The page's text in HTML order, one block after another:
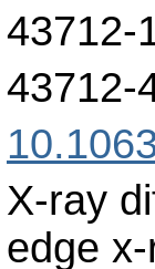
43712-
43712-
X-ray
edge